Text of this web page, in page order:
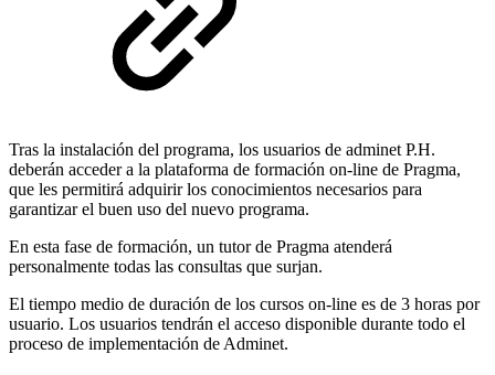
Tras la instalación del programa, los usuarios de adminet P.H.
deberán acceder a la plataforma de formación on-line de Pragma,
que les permitirá adquirir los conocimientos necesarios para
garantizar el buen uso del nuevo programa.
En esta fase de formación, un tutor de Pragma atenderá
personalmente todas las consultas que surjan.
El tiempo medio de duración de los cursos on-line es de 3 horas por
usuario. Los usuarios tendrán el acceso disponible durante todo el
proceso de implementación de Adminet.